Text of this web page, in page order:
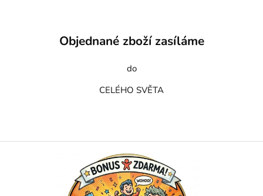
Objednané zboží zasíláme
do
CELÉHO SVĚTA